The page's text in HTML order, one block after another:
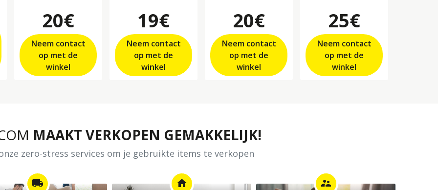
20€
Neem contact
op met de
winkel
19€
Neem contact
op met de
winkel
20€
Neem contact
op met de
winkel
25€
Neem contact
op met de
winkel
MAAKT VERKOPEN GEMAKKELIJK!
zero-stress services om je gebruikte items te verkopen
local_shipping home supervisor_account